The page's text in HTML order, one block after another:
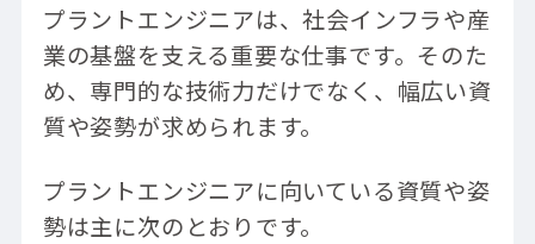
プラントエンジニアは、社会インフラや産
業の基盤を支える重要な仕事です。そのた
め、専門的な技術力だけでなく、幅広い資
質や姿勢が求められます。
プラントエンジニアに向いている資質や姿
勢は主に次のとおりです。